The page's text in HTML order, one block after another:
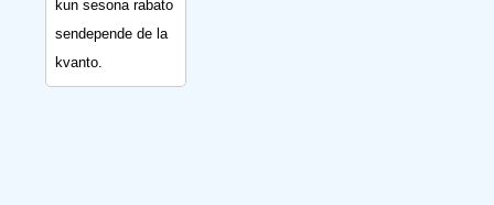
kun sesona rabato
sendepende de la
kvanto.